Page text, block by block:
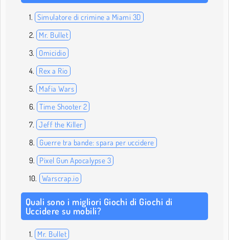
Simulatore di crimine a Miami 3D
Mr. Bullet
Omicidio
Rex a Rio
Mafia Wars
Time Shooter 2
Jeff the Killer
Guerre tra bande: spara per uccidere
Pixel Gun Apocalypse 3
Warscrap.io
Quali sono i migliori Giochi di Giochi di
Uccidere su mobili?
Mr. Bullet